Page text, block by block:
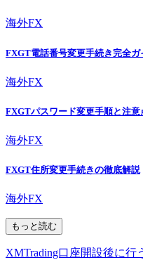
海外FX
FXGT電話番号変更手続き完全ガ
海外FX
FXGTパスワード変更手順と注意
海外FX
FXGT住所変更手続きの徹底解説
海外FX
もっと読む
XMTrading口座開設後に行